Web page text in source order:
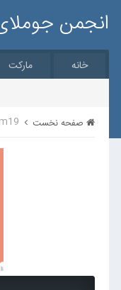
انجمن
خانه مارکت
صفحه نخست